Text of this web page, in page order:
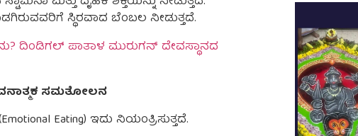
ಸ್ಥಿರವಾದ ಬೆಂಬಲ ನೀಡುತ್ತದೆ.
ದಿಂಡಿಗಲ್ ಪಾತಾಳ ಮುರುಗನ್ ದೇವಸ್ಥಾನದ
ಸಮತೋಲನ
Eating) ಇದು ನಿಯಂತ್ರಿಸುತ್ತದೆ.